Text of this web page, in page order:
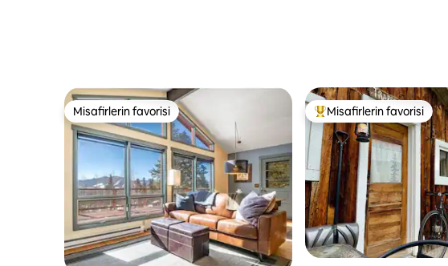
Misafirlerin favorisi
Misafirlerin favorisi Misafirlerin
Misafirlerin favorisi